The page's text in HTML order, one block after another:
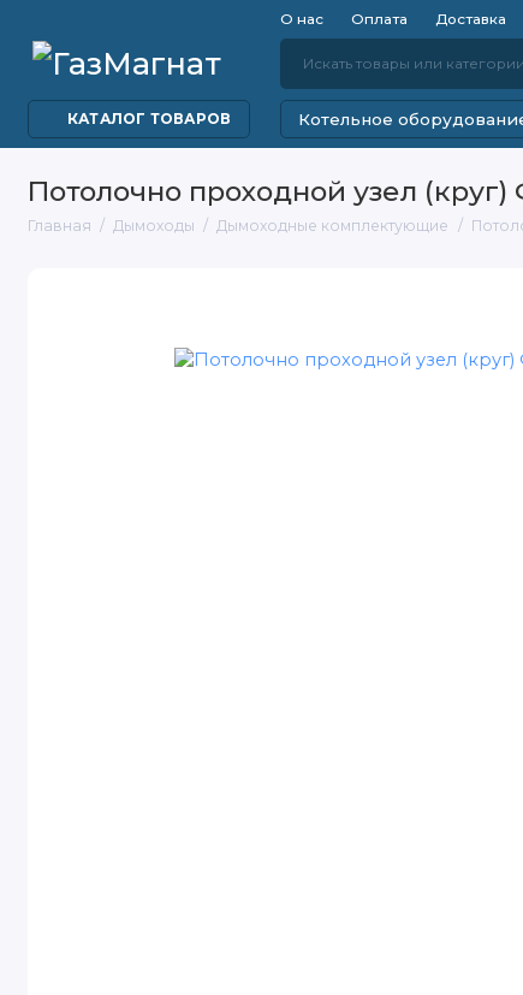
О нас Оплата Доставка
КАТАЛОГ ТОВАРОВ Котельное
Потолочно проходной узел
Главная Дымоходы Дымоходные комплектующие